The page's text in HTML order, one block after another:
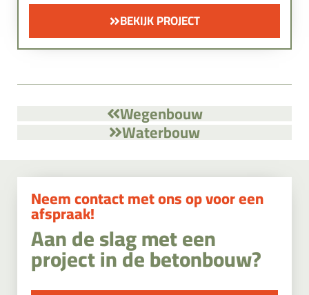
BEKIJK PROJECT
Wegenbouw
Waterbouw
Neem contact met ons op voor een
afspraak!
Aan de slag met een
project in de betonbouw?